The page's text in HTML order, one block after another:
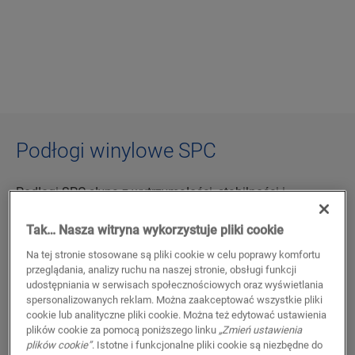
Podłogi winylowe SPC
Podłogi SPC słyną z wytrzymałości, stabilności i
zaczyna od tej
samej solidnej bazy i idzie o krok dalej. Zyskujesz
bardziej naturalne detale, miększe, cieplejsze odczucie
pod stopami i dopracowane wykończenie, które podnosi
standard każdego wnętrza. A wszystko to bez
kompromisów w kwestii wytrzymałości
Tak… Nasza witryna wykorzystuje pliki cookie
Na tej stronie stosowane są pliki cookie w celu poprawy komfortu
przeglądania, analizy ruchu na naszej stronie, obsługi funkcji
udostępniania w serwisach społecznościowych oraz wyświetlania
spersonalizowanych reklam. Można zaakceptować wszystkie pliki
cookie lub analityczne pliki cookie. Można też edytować ustawienia
plików cookie za pomocą poniższego linku „Zmień ustawienia
plików cookie”. Istotne i funkcjonalne pliki cookie są niezbędne do